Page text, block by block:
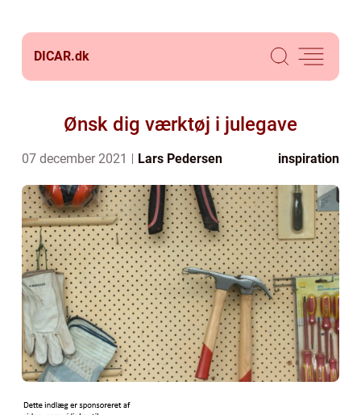
DICAR.dk
Ønsk dig værktøj i julegave
07 december 2021 Lars Pedersen inspiration